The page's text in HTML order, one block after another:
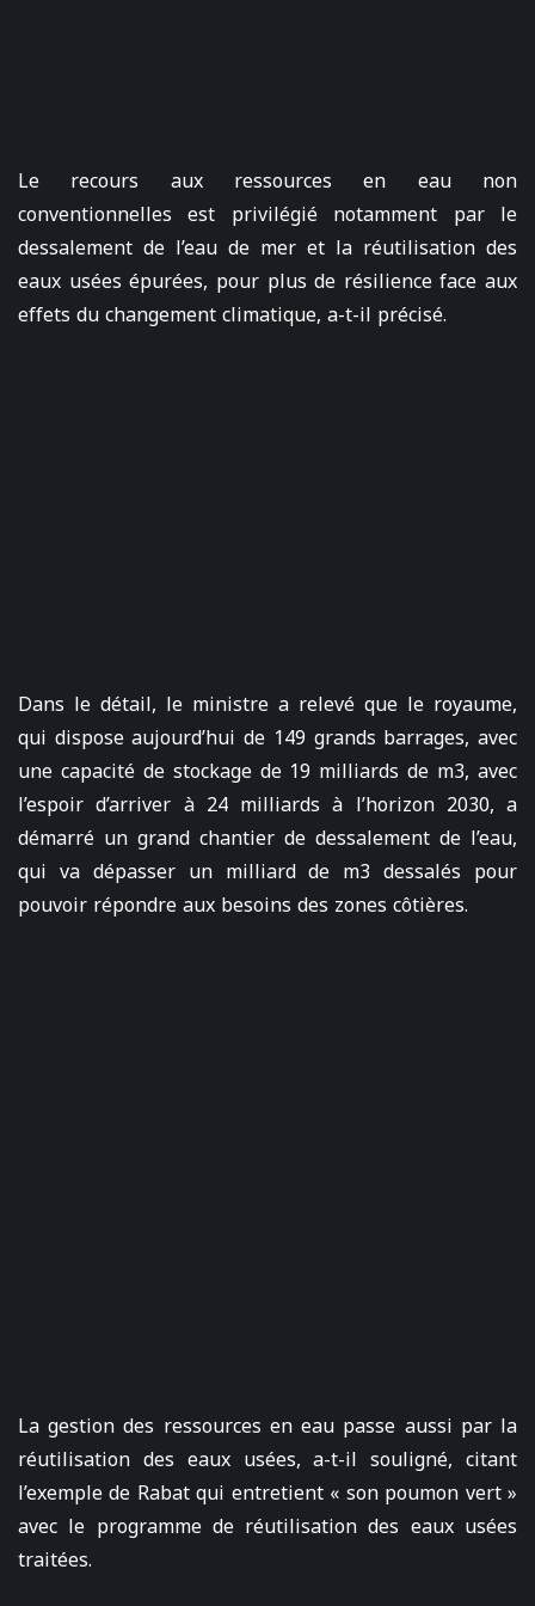
Le recours aux ressources en eau non
conventionnelles est privilégié notamment par le
dessalement de l’eau de mer et la réutilisation des
eaux usées épurées, pour plus de résilience face aux
effets du changement climatique, a-t-il précisé.
Dans le détail, le ministre a relevé que le royaume,
qui dispose aujourd’hui de 149 grands barrages, avec
une capacité de stockage de 19 milliards de m3, avec
l’espoir d’arriver à 24 milliards à l’horizon 2030, a
démarré un grand chantier de dessalement de l’eau,
qui va dépasser un milliard de m3 dessalés pour
pouvoir répondre aux besoins des zones côtières.
La gestion des ressources en eau passe aussi par la
réutilisation des eaux usées, a-t-il souligné, citant
l’exemple de Rabat qui entretient « son poumon vert »
avec le programme de réutilisation des eaux usées
traitées.